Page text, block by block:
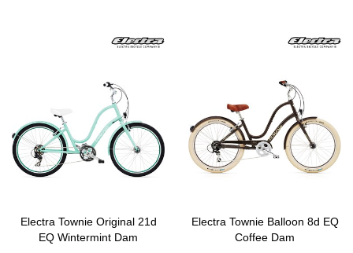
Electra Townie Original 21d
EQ Wintermint Dam
Electra Townie Balloon 8d EQ
Coffee Dam